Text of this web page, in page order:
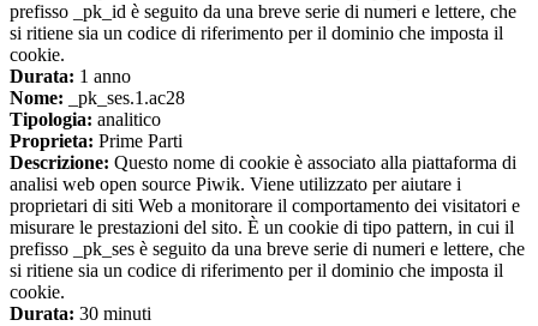
prefisso _pk_id è seguito da una breve serie di numeri e lettere, che
si ritiene sia un codice di riferimento per il dominio che imposta il
cookie.
Durata: 1 anno
Nome: _pk_ses.1.ac28
Tipologia: analitico
Proprieta: Prime Parti
Descrizione: Questo nome di cookie è associato alla piattaforma di
analisi web open source Piwik. Viene utilizzato per aiutare i
proprietari di siti Web a monitorare il comportamento dei visitatori e
misurare le prestazioni del sito. È un cookie di tipo pattern, in cui il
prefisso _pk_ses è seguito da una breve serie di numeri e lettere, che
si ritiene sia un codice di riferimento per il dominio che imposta il
cookie.
Durata: 30 minuti